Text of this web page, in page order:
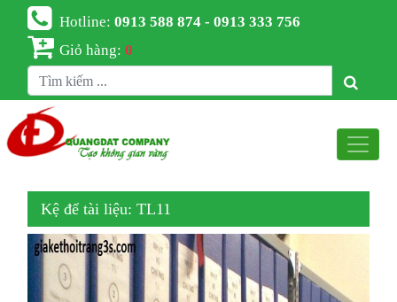
Hotline:0913 588 874 - 0913 333 756
Giỏ hàng:0
Kệ để tài liệu: TL11